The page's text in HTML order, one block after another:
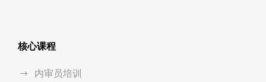
核心课程
内审员培训